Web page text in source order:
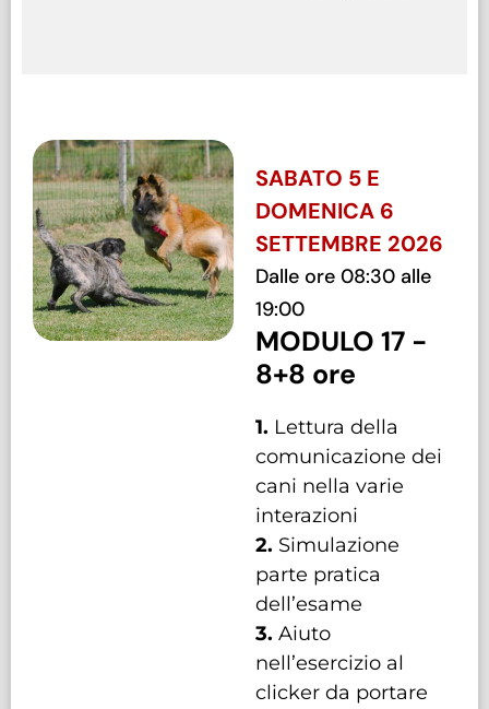
SABATO 5 E
DOMENICA 6
SETTEMBRE 2026
Dalle ore 08:30 alle
19:00
MODULO 17 -
8+8 ore
1. Lettura della
comunicazione dei
cani nella varie
interazioni
2. Simulazione
parte pratica
dell’esame
3. Aiuto
nell’esercizio al
clicker da portare